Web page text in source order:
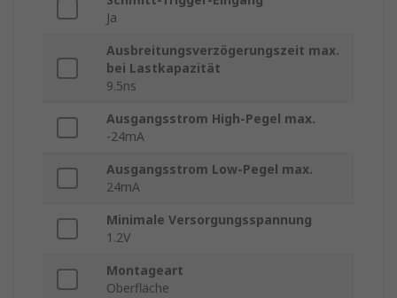
Ja
Ausbreitungsverzögerungszeit max.
bei Lastkapazität
9.5ns
Ausgangsstrom High-Pegel max.
-24mA
Ausgangsstrom Low-Pegel max.
24mA
Minimale Versorgungsspannung
1.2V
Montageart
Oberfläche